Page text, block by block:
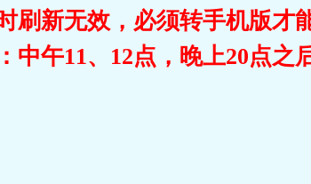
刷新无效，必须转手机版才
中午11、12点，晚上20点之